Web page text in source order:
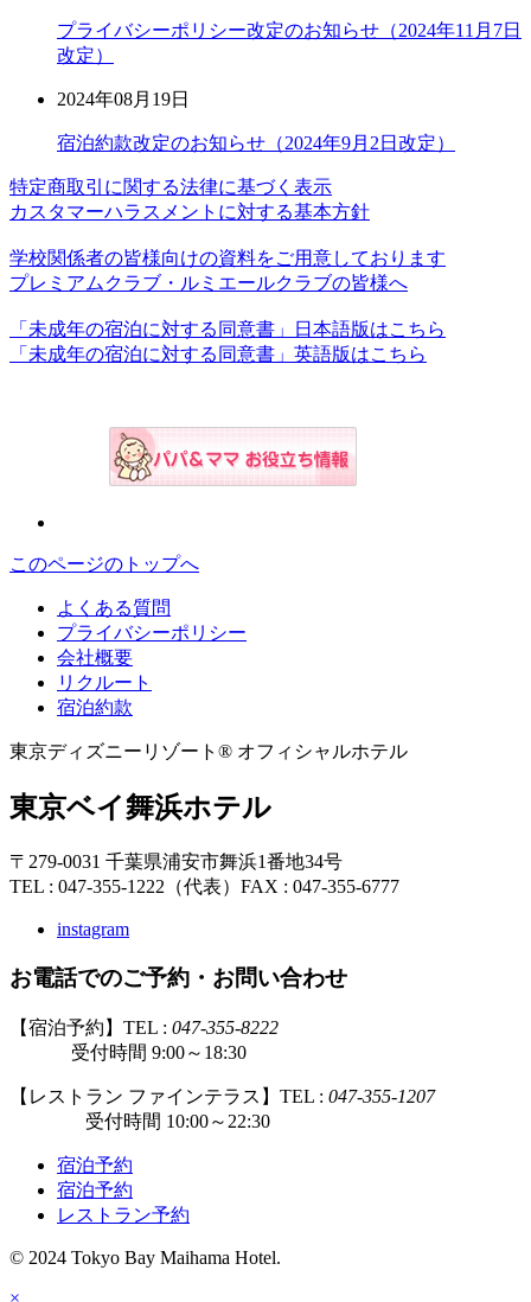
プライバシーポリシー改定のお知らせ（2024年11月7日
改定）
2024年08月19日
宿泊約款改定のお知らせ（2024年9月2日改定）
特定商取引に関する法律に基づく表示
カスタマーハラスメントに対する基本方針
学校関係者の皆様向けの資料をご用意しております
プレミアムクラブ・ルミエールクラブの皆様へ
「未成年の宿泊に対する同意書」日本語版はこちら
「未成年の宿泊に対する同意書」英語版はこちら
このページのトップへ
よくある質問
プライバシーポリシー
会社概要
リクルート
宿泊約款
東京ディズニーリゾート® オフィシャルホテル
東京ベイ舞浜ホテル
〒279-0031 千葉県浦安市舞浜1番地34号
TEL : 047-355-1222（代表） FAX : 047-355-6777
instagram
お電話でのご予約・お問い合わせ
【宿泊予約】TEL : 047-355-8222
受付時間 9:00～18:30
【レストラン ファインテラス】TEL : 047-355-1207
受付時間 10:00～22:30
宿泊予約
宿泊予約
レストラン予約
© 2024 Tokyo Bay Maihama Hotel.
×